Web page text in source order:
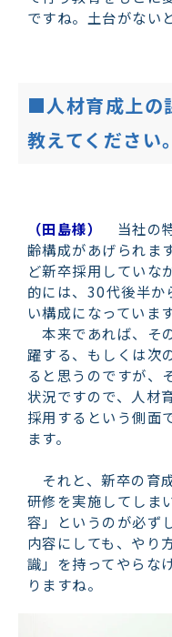
ですね。土台がない
■人材育成上の
教えてください。
（田島様）
当社の
齢構成があげられま
ど新卒採用していな
的には、30代後半
い構成になっています
本来であれば、そ
躍する、もしくは次
ると思うのですが、
状況ですので、人材
採用するという側面
ます。
それと、新卒の育
研修を実施してしま
容」というのが必ず
内容にしても、やり
識」を持ってやらな
りますね。